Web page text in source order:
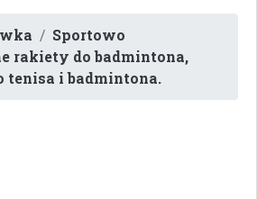
Sportowo
rakiety do badmintona,
tenisa i badmintona.